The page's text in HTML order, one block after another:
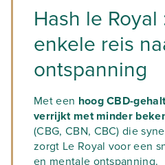
Hash le Royal
enkele reis
ontspanning
Met een hoog CBD-
verrijkt met minder
(CBG, CBN, CBC) die
zorgt Le Royal voor een
en mentale ontspanning.